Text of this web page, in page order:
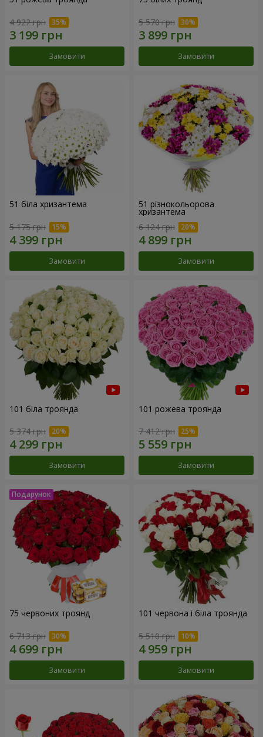
4 922 грн
Замовити
5 570 грн
Замовити
51 біла хризантема
5 175 грн
Замовити
51 різнокольорова
хризантема
6 124 грн
Замовити
101 біла троянда
5 374 грн
Замовити
101 рожева троянда
7 412 грн
Замовити
75 червоних троянд
6 713 грн
Замовити
101 червона і біла троянда
5 510 грн
Замовити